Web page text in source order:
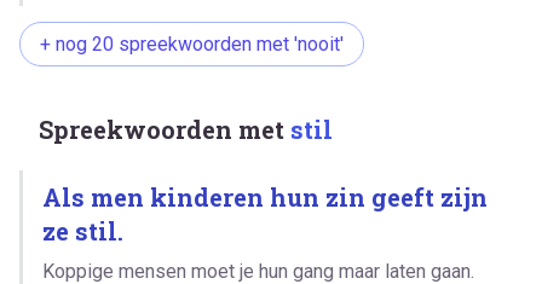
+ nog 20 spreekwoorden met 'nooit'
Spreekwoorden met stil
Als men kinderen hun zin geeft zijn
ze stil.
Koppige mensen moet je hun gang maar laten gaan.